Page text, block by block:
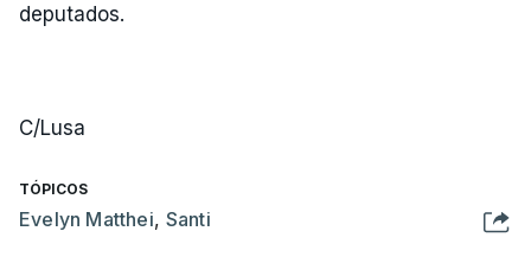
deputados.
C/Lusa
TÓPICOS
Evelyn Matthei, Santi